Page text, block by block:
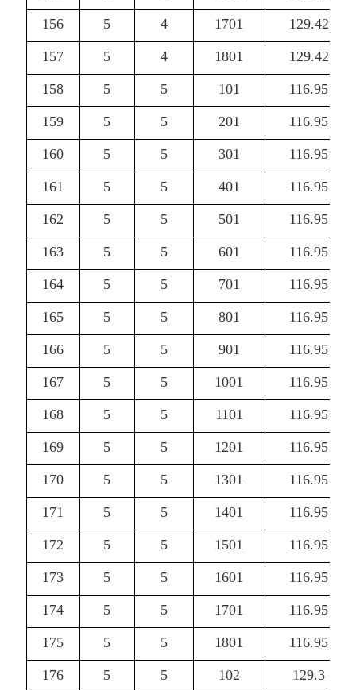
156 5 4 1701 129.42
157 5 4 1801 129.42
158 5 5 101 116.95
159 5 5 201 116.95
160 5 5 301 116.95
161 5 5 401 116.95
162 5 5 501 116.95
163 5 5 601 116.95
164 5 5 701 116.95
165 5 5 801 116.95
166 5 5 901 116.95
167 5 5 1001 116.95
168 5 5 1101 116.95
169 5 5 1201 116.95
170 5 5 1301 116.95
171 5 5 1401 116.95
172 5 5 1501 116.95
173 5 5 1601 116.95
174 5 5 1701 116.95
175 5 5 1801 116.95
176 5 5 102 129.3